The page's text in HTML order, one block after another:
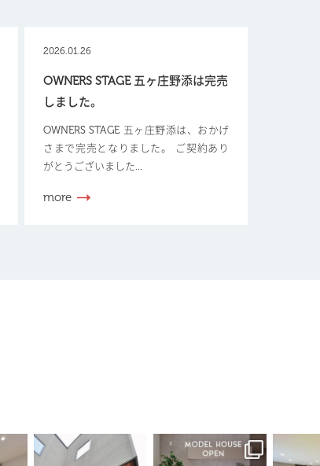
2026.01.26
OWNERS STAGE 五ヶ庄野添は完売
しました。
OWNERS STAGE 五ヶ庄野添は、おかげ
さまで完売となりました。 ご契約あり
がとうございました...
more